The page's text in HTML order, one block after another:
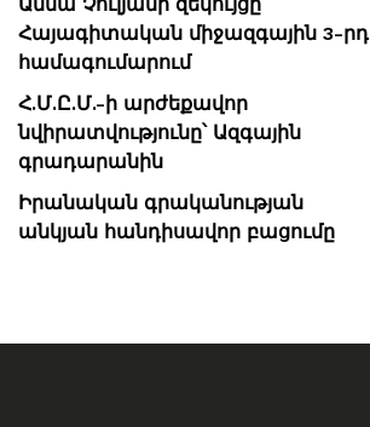
Հայագիտական միջազգային 3-րդ
համագումարում
Հ.Մ.Ը.Մ.-ի արժեքավոր
նվիրատվությունը՝ Ազգային
գրադարանին
Իրանական գրականության
անկյան հանդիսավոր բացումը